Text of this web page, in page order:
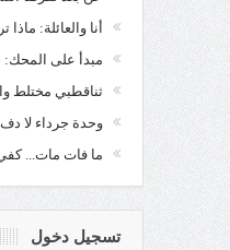
أنا والعائلة:
مبدأ على المحك:
ثناقطبي مختلط
وحدة جرداء لا
ما فات مات...
تسجيل دخول